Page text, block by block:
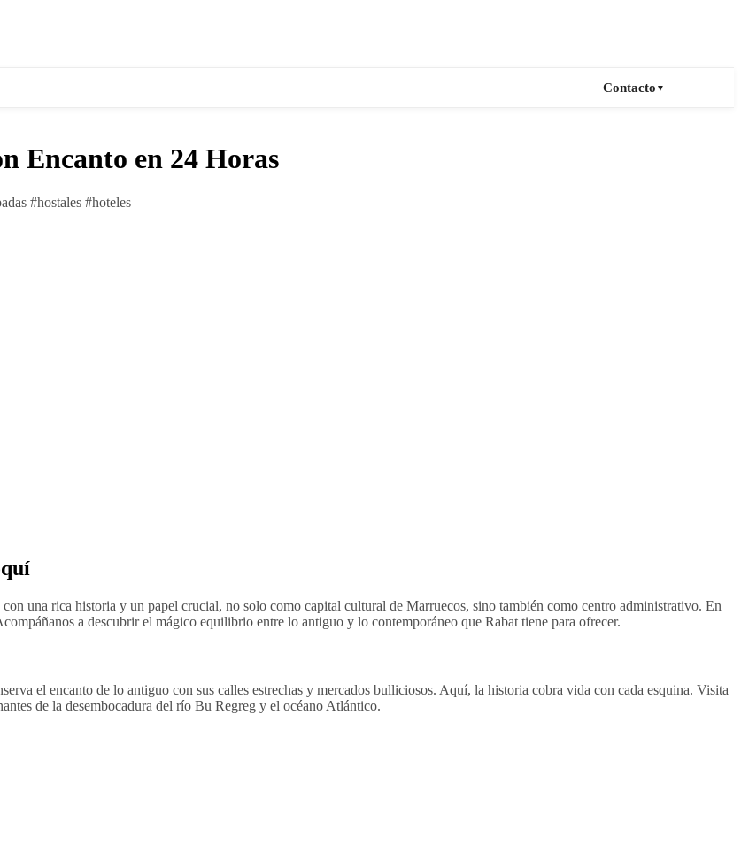
Contacto ▼
Encanto en 24 Horas
#hostales #hoteles
una rica historia y un papel crucial, no solo como capital cultural de Marruecos, sino también como centro administrativo. En
a descubrir el mágico equilibrio entre lo antiguo y lo contemporáneo que Rabat tiene para ofrecer.
el encanto de lo antiguo con sus calles estrechas y mercados bulliciosos. Aquí, la historia cobra vida con cada esquina. Visita
de la desembocadura del río Bu Regreg y el océano Atlántico.